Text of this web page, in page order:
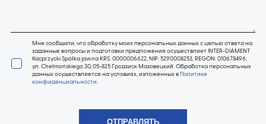
Мне сообщили, что обработку моих персональных данных с целью ответа на
заданные вопросы и подготовки предложения осуществляет INTER-DIAMENT
Kacprzycki Spółka jawna KRS: 0000006622, NIP: 5290008253, REGON: 010678496,
ул. Chełmońskiego 30, 05-825 Гродзиск Мазовецкий. Обработка персональных
данных осуществляется на условиях, изложенных в Политике
конфиденциальности.